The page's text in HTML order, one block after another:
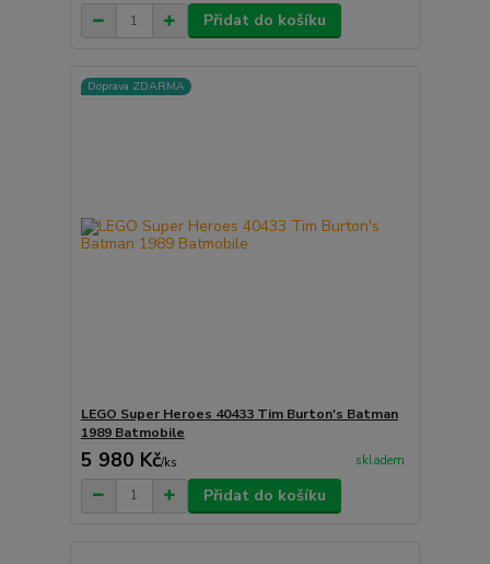
Přidat do košíku
Doprava ZDARMA
LEGO Super Heroes 40433 Tim Burton's Batman
1989 Batmobile
5 980 Kč/ks skladem
Přidat do košíku